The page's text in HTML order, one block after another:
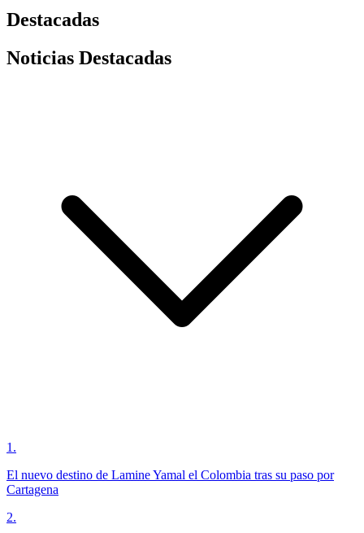
Destacadas
Noticias Destacadas
1 .
El nuevo destino de Lamine Yamal el Colombia tras su paso por
Cartagena
2.